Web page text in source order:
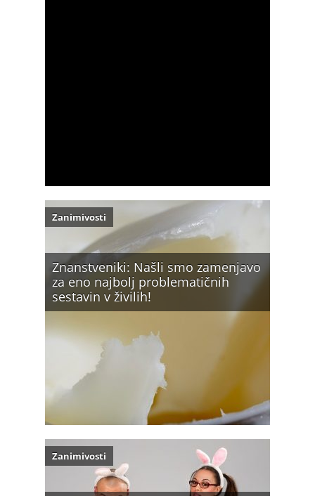
Znanstveniki: Našli smo zamenjavo
za eno najbolj problematičnih
sestavin v živilih!
Zanimivosti
Zanimivosti